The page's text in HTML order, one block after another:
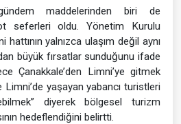
maddelerinden biri de
seferleri oldu. Yönetim Kurulu
yalnızca ulaşım değil aynı
büyük fırsatlar sunduğunu ifade
Çanakkale’den Limni’ye gitmek
Limni’de yaşayan yabancı turistleri
diyerek bölgesel turizm
hedeflendiğini belirtti.